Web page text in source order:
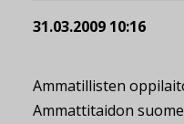
31.03.2009 10:16
Ammatillisten
Ammattitaidon